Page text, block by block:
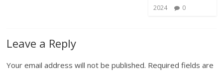
2024
0
Leave a Reply
Your email address will not be published. Required fields are